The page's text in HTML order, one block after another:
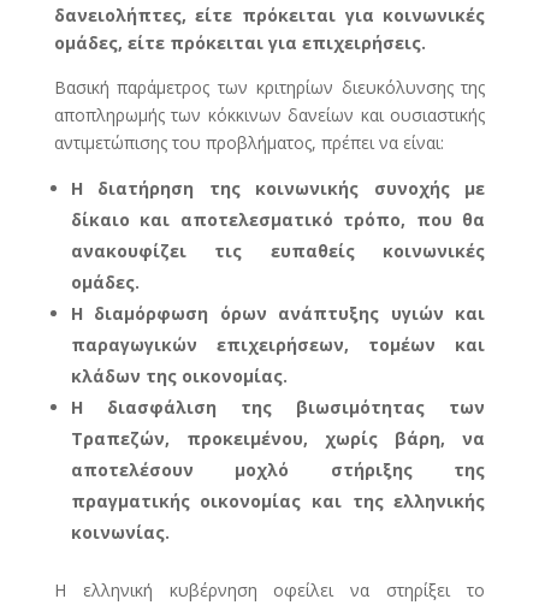
δανειολήπτες, είτε πρόκειται για κοινωνικές
ομάδες, είτε πρόκειται για επιχειρήσεις.
Βασική παράμετρος των κριτηρίων διευκόλυνσης της
αποπληρωμής των κόκκινων δανείων και ουσιαστικής
αντιμετώπισης του προβλήματος, πρέπει να είναι:
Η διατήρηση της κοινωνικής συνοχής με
δίκαιο και αποτελεσματικό τρόπο, που θα
ανακουφίζει τις ευπαθείς κοινωνικές
ομάδες.
Η διαμόρφωση όρων ανάπτυξης υγιών και
παραγωγικών επιχειρήσεων, τομέων και
κλάδων της οικονομίας.
Η διασφάλιση της βιωσιμότητας των
Τραπεζών, προκειμένου, χωρίς βάρη, να
αποτελέσουν μοχλό στήριξης της
πραγματικής οικονομίας και της ελληνικής
κοινωνίας.
Η ελληνική κυβέρνηση οφείλει να στηρίξει το